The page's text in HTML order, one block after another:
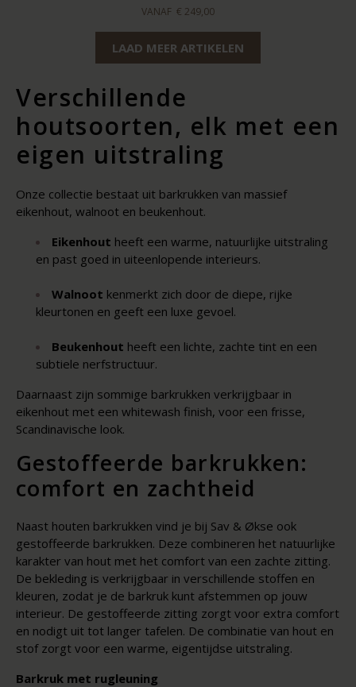
VANAF € 249,00
LAAD MEER ARTIKELEN
Verschillende
houtsoorten, elk met een
eigen uitstraling
Onze collectie bestaat uit barkrukken van massief
eikenhout, walnoot en beukenhout.
Eikenhout heeft een warme, natuurlijke uitstraling
en past goed in uiteenlopende interieurs.
Walnoot kenmerkt zich door de diepe, rijke
kleurtonen en geeft een luxe gevoel.
Beukenhout heeft een lichte, zachte tint en een
subtiele nerfstructuur.
Daarnaast zijn sommige barkrukken verkrijgbaar in
eikenhout met een whitewash finish, voor een frisse,
Scandinavische look.
Gestoffeerde barkrukken:
comfort en zachtheid
Naast houten barkrukken vind je bij Sav & Økse ook
gestoffeerde barkrukken. Deze combineren het natuurlijke
karakter van hout met het comfort van een zachte zitting.
De bekleding is verkrijgbaar in verschillende stoffen en
kleuren, zodat je de barkruk kunt afstemmen op jouw
interieur. De gestoffeerde zitting zorgt voor extra comfort
en nodigt uit tot langer tafelen. De combinatie van hout en
stof zorgt voor een warme, eigentijdse uitstraling.
Barkruk met rugleuning